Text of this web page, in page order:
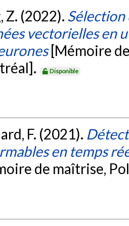
Z. (2022). Sélection
vectorielles en
[Mémoire
Disponible
F. (2021).
en temps
de maîtrise,